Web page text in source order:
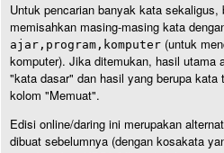
Untuk pencarian banyak kata sekaligus,
memisahkan masing-masing kata
ajar,program,komputer (untuk
komputer). Jika ditemukan, hasil utama
"kata dasar" dan hasil yang berupa kata
kolom "Memuat".
Edisi online/daring ini merupakan
dibuat sebelumnya (dengan kosakata